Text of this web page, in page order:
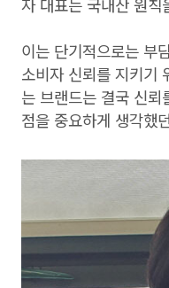
이는 단기적으로는 부
소비자 신뢰를 지키기
는 브랜드는 결국 신
점을 중요하게 생각했